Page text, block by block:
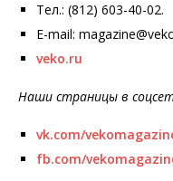
Тел.: (812) 603-40-02.
E-mail:
veko.ru
Наши страницы в
vk.com/
fb.com/